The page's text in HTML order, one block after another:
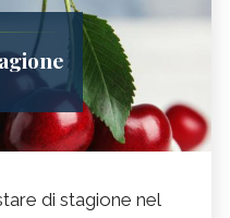
di stagione nel